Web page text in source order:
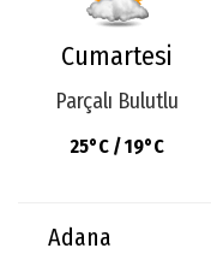
Cumartesi
Parçalı Bulutlu
25°C / 19°C
Adana